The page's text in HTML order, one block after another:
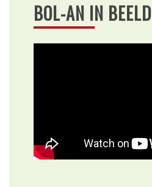
BOL-AN IN BEELD